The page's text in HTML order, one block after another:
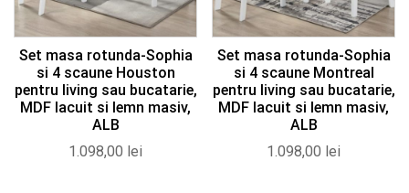
Set masa rotunda-Sophia
si 4 scaune Houston
pentru living sau bucatarie,
MDF lacuit si lemn masiv,
ALB
1.098,00 lei
Set masa rotunda-Sophia
si 4 scaune Montreal
pentru living sau bucatarie,
MDF lacuit si lemn masiv,
ALB
1.098,00 lei